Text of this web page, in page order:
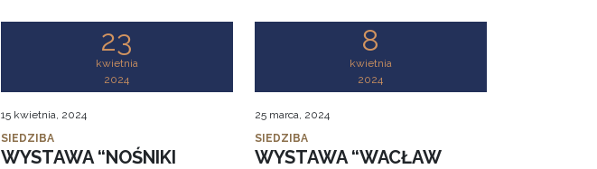
23
kwietnia
2024
15 kwietnia, 2024
SIEDZIBA
WYSTAWA “NOŚNIKI
8
kwietnia
2024
25 marca, 2024
SIEDZIBA
WYSTAWA “WACŁAW